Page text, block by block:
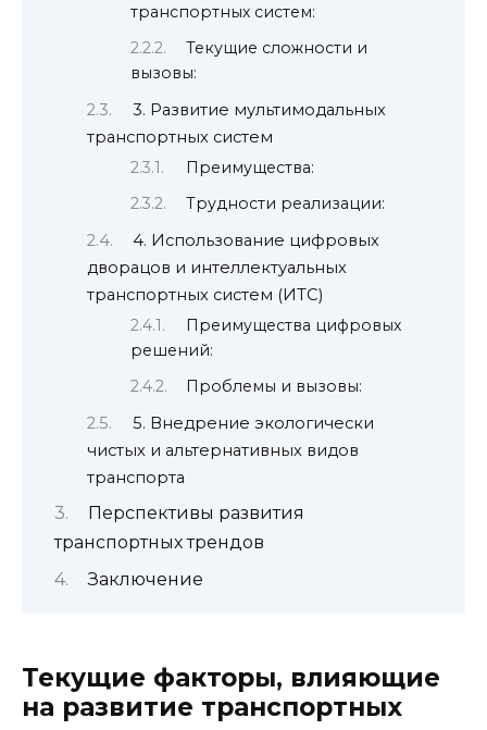
транспортных систем:
Текущие сложности и
вызовы:
3. Развитие мультимодальных
транспортных систем
Преимущества:
Трудности реализации:
4. Использование цифровых
дворацов и интеллектуальных
транспортных систем (ИТС)
Преимущества цифровых
решений:
Проблемы и вызовы:
5. Внедрение экологически
чистых и альтернативных видов
транспорта
Перспективы развития
транспортных трендов
Заключение
Текущие факторы, влияющие
на развитие транспортных